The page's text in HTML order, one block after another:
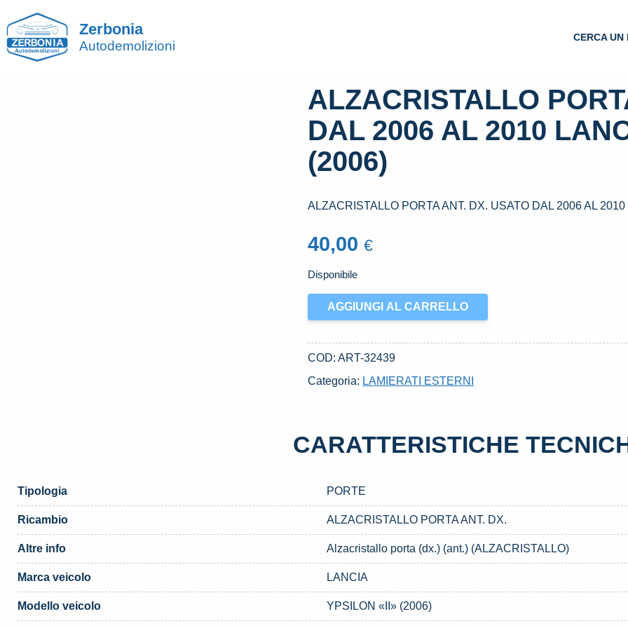
Zerbonia
Autodemolizioni
CERCA UN
ALZACRISTALLO
DAL 2006 AL 2010
(2006)
ALZACRISTALLO PORTA ANT. DX. USATO DAL 2006 AL
40,00€
Disponibile
ALZACRISTALLO
PORTA
DX.
2010
AGGIUNGI AL CARRELLO
COD:ART-32439
Categoria: LAMIERATI ESTERNI
CARATTERISTICHE
Tipologia PORTE
Ricambio ALZACRISTALLO PORTA ANT. DX.
Altre info Alzacristallo porta (dx.) (ant.) (ALZACRISTALLO)
Marca veicolo LANCIA
Modello veicolo YPSILON «II» (2006)